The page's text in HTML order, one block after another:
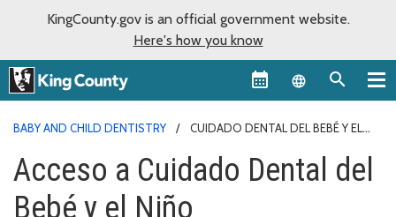
KingCounty.gov is an official government website.
Here's how you know
Language
BABY AND CHILD DENTISTRY
CUIDADO DENTAL DEL BEBÉ Y EL
Acceso a Cuidado Dental del
Bebé y el Niño